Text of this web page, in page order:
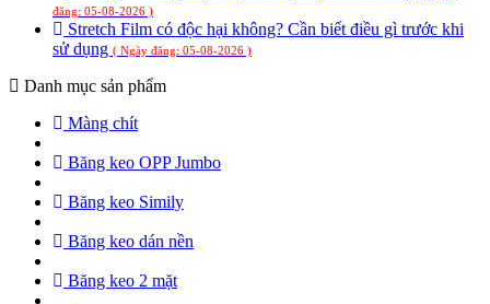
đăng: 05-08-2026 )
Stretch Film có độc hại không? Cần biết điều gì trước khi
sử dụng ( Ngày đăng: 05-08-2026 )
Danh mục sản phẩm
Màng chít
Băng keo OPP Jumbo
Băng keo Simily
Băng keo dán nền
Băng keo 2 mặt